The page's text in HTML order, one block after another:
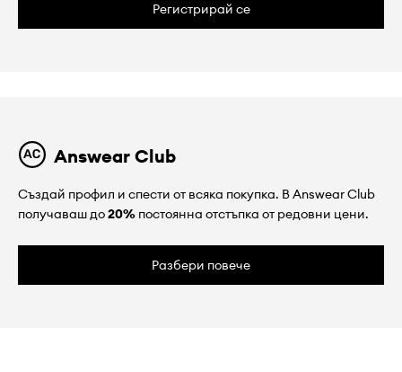
Регистрирай се
Answear Club
Създай профил и спести от всяка покупка. В Answear Club
получаваш до20% постоянна отстъпка от редовни цени.
Разбери повече